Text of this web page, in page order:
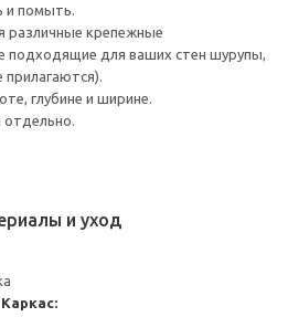
и помыть.
различные крепежные
подходящие для ваших стен шурупы,
глубине и ширине.
и уход
Каркас: